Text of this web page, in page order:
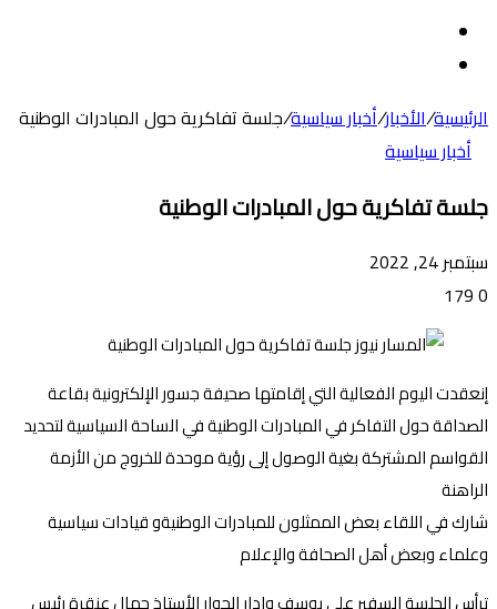
الرئيسية/الأخبار/أخبار سياسية/جلسة تفاكرية حول المبادرات الوطنية
أخبار سياسية
جلسة تفاكرية حول المبادرات الوطنية
سبتمبر 24, 2022
0
إنعقدت اليوم الفعالية التي إقامتها صحيفة جسور الإلكترونية بقاعة
الصداقة حول التفاكر في المبادرات الوطنية في الساحة السياسية لتحديد
القواسم المشتركة بغية الوصول إلى رؤية موحدة للخروج من الأزمة
الراهنة
شارك في اللقاء بعض الممثلون للمبادرات الوطنيةو قيادات سياسية
وعلماء وبعض أهل الصحافة والإعلام